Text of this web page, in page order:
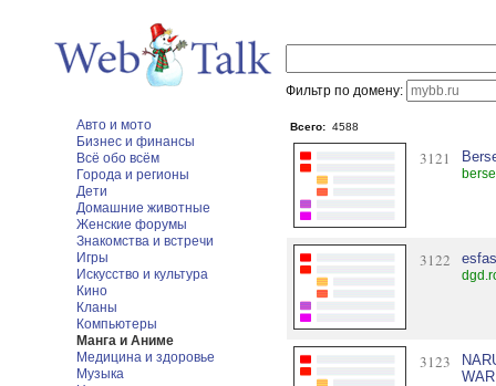
Фильтр по домену:
Авто и мото
Бизнес и финансы
Всё обо всём
Города и регионы
Дети
Домашние животные
Женские форумы
Знакомства и встречи
Игры
Искусство и культура
Кино
Кланы
Компьютеры
Манга и Аниме
Медицина и здоровье
Музыка
Всего: 4588
3121
3122
3123
WAR